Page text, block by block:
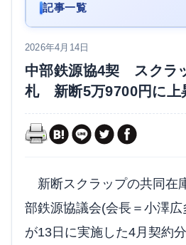
記事一覧
2026年4月14日
中部鉄源協4契 スクラ
札 新断5万9700円に上
新断スクラップの共同在
部鉄源協議会(会長＝小澤
が13日に実施した4月契約